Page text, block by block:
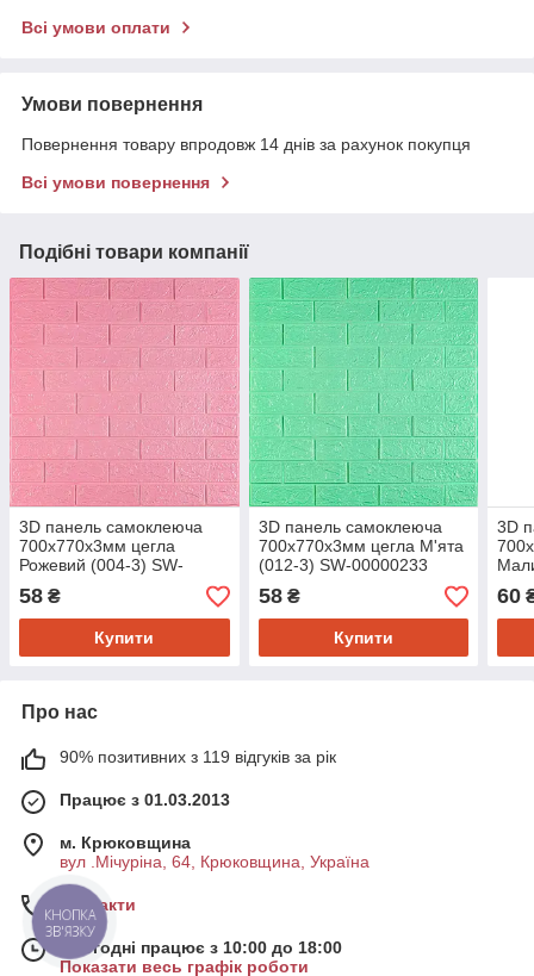
Всі умови оплати
Умови повернення
Повернення товару впродовж 14 днів за рахунок покупця
Всі умови повернення
Подібні товари компанії
3D панель самоклеюча
700х770х3мм цегла
Рожевий (004-3) SW-
00000231
58 ₴
Купити
3D панель самоклеюча
700х770х3мм цегла М'ята
(012-3) SW-00000233
58₴
Купити
3D
5)
60
Про нас
90% позитивних з 119 відгуків за рік
Працює з 01.03.2013
м. Крюковщина
вул .Мічуріна, 64, Крюковщина, Україна
Контакти
Сьогодні працює з 10:00 до 18:00
Показати весь графік роботи
КНОПКА
ЗВ'ЯЗКУ